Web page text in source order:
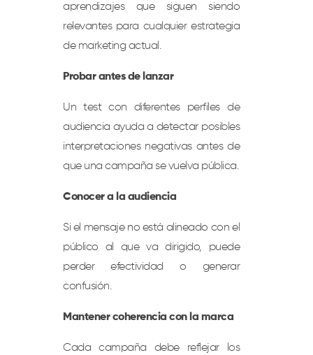
aprendizajes que siguen siendo
relevantes para cualquier estrategia
de marketing actual.
Probar antes de lanzar
Un test con diferentes perfiles de
audiencia ayuda a detectar posibles
interpretaciones negativas antes de
que una campaña se vuelva pública.
Conocer a la audiencia
Si el mensaje no está alineado con el
público al que va dirigido, puede
perder efectividad o generar
confusión.
Mantener coherencia con la marca
Cada campaña debe reflejar los